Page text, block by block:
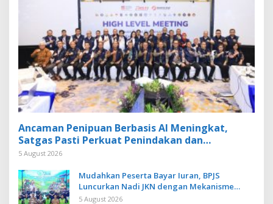
Ancaman Penipuan Berbasis AI Meningkat,
Satgas Pasti Perkuat Penindakan dan
Pengembangan Aplikasi Anti Penipuan
5 August 2026
Mudahkan Peserta Bayar Iuran, BPJS
Luncurkan Nadi JKN dengan Mekanisme
Menabung
5 August 2026